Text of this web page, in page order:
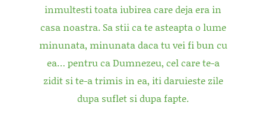
inmultesti toata iubirea care deja era in
casa noastra. Sa stii ca te asteapta o lume
minunata, minunata daca tu vei fi bun cu
ea… pentru ca Dumnezeu, cel care te-a
zidit si te-a trimis in ea, iti daruieste zile
dupa suflet si dupa fapte.